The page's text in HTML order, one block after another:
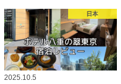
日本
2025.10.5